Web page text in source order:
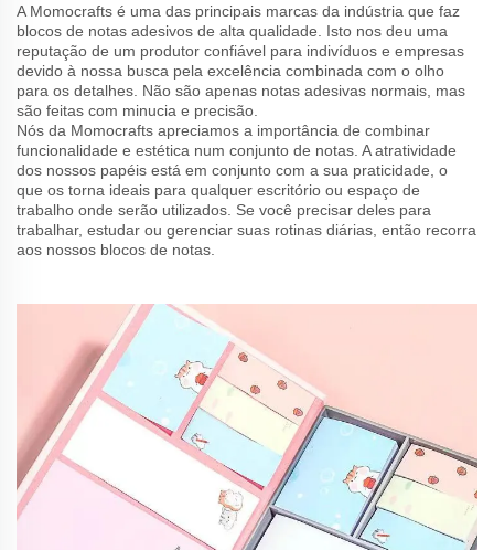
A Momocrafts é uma das principais marcas da indústria que faz
blocos de notas adesivos de alta qualidade. Isto nos deu uma
reputação de um produtor confiável para indivíduos e empresas
devido à nossa busca pela excelência combinada com o olho
para os detalhes. Não são apenas notas adesivas normais, mas
são feitas com minucia e precisão.
Nós da Momocrafts apreciamos a importância de combinar
funcionalidade e estética num conjunto de notas. A atratividade
dos nossos papéis está em conjunto com a sua praticidade, o
que os torna ideais para qualquer escritório ou espaço de
trabalho onde serão utilizados. Se você precisar deles para
trabalhar, estudar ou gerenciar suas rotinas diárias, então recorra
aos nossos blocos de notas.